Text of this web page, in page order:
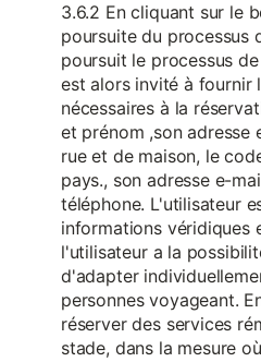
3.6.2 En cliquant sur le
poursuite du processus
poursuit le processus
est alors invité à fournir
nécessaires à la
et prénom ,son adresse
rue et de maison, le
pays., son adresse e-
téléphone. L'utilisateur
informations véridiques
l'utilisateur a la
d'adapter
personnes voyageant.
réserver des services
stade, dans la mesure